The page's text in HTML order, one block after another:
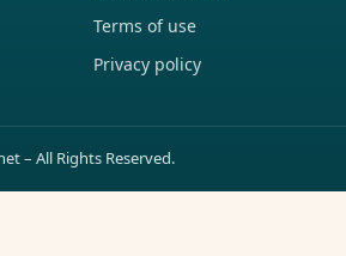
Terms of use
Privacy policy
– All Rights Reserved.